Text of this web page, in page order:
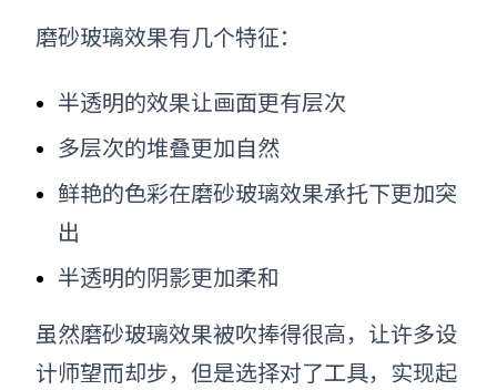
磨砂玻璃效果有几个特征：
半透明的效果让画面更有层次
多层次的堆叠更加自然
鲜艳的色彩在磨砂玻璃效果承托下更加突
出
半透明的阴影更加柔和
虽然磨砂玻璃效果被吹捧得很高，让许多设
计师望而却步，但是选择对了工具，实现起